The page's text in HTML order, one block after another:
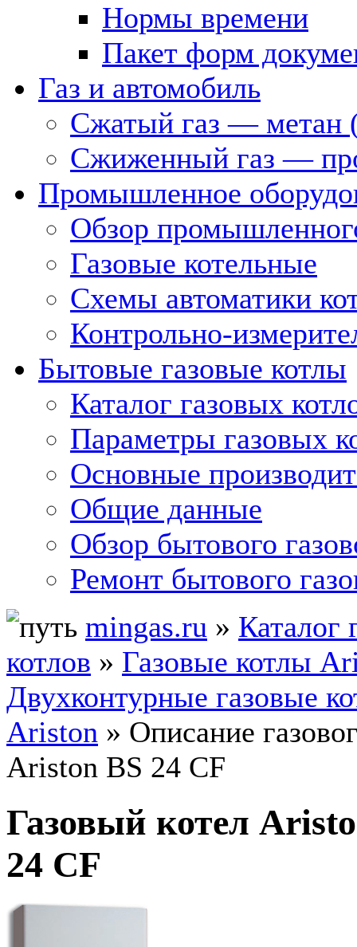
Нормы времени
Пакет форм
Газ и автомобиль
Сжатый газ — метан
Сжиженный газ —
Промышленное
Обзор
Газовые котельные
Схемы автоматики
Контрольно-
Бытовые газовые котлы
Каталог газовых
Параметры газовых
Основные
Общие данные
Обзор бытового
Ремонт бытового
mingas.ru » Каталог
котлов » Газовые котлы
Двухконтурные газовые
Ariston » Описание
Ariston BS 24 CF
Газовый котел
24 CF